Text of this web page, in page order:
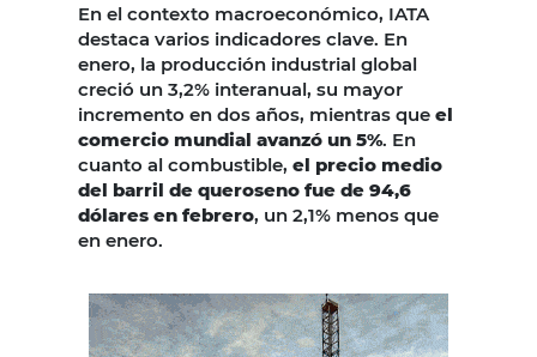
En el contexto macroeconómico, IATA
destaca varios indicadores clave. En
enero, la producción industrial global
creció un 3,2% interanual, su mayor
incremento en dos años, mientras que el
comercio mundial avanzó un 5%. En
cuanto al combustible, el precio medio
del barril de queroseno fue de 94,6
dólares en febrero, un 2,1% menos que
en enero.